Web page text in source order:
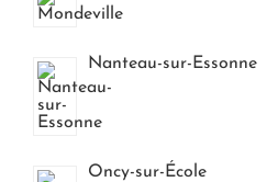
Nanteau-sur-Essonne
Oncy-sur-École